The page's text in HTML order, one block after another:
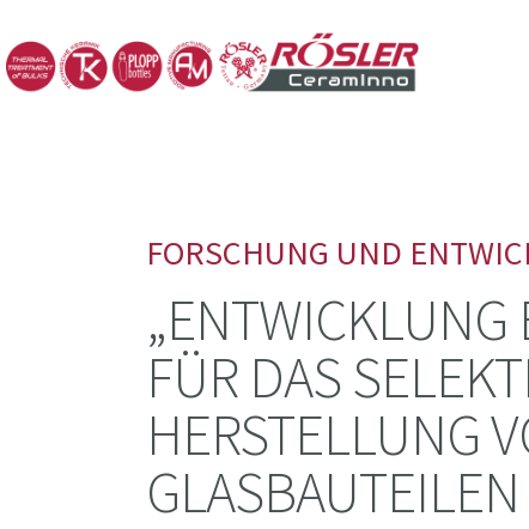
FORSCHUNG UND
„ENTWICKLUNG
FÜR DAS
HERSTELLUNG